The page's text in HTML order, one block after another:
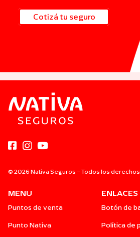
Cotizá tu seguro
© 2026 Nativa Seguros – Todos los
MENU
Puntos de venta
Punto Nativa
ENLACES
Botón de
Política de